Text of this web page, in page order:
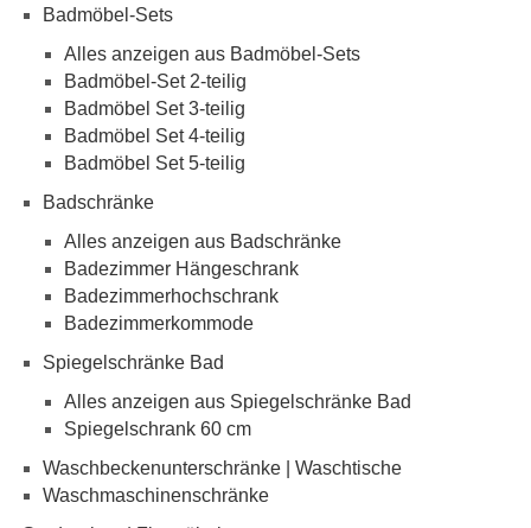
Badmöbel-Sets
Alles anzeigen aus Badmöbel-Sets
Badmöbel-Set 2-teilig
Badmöbel Set 3-teilig
Badmöbel Set 4-teilig
Badmöbel Set 5-teilig
Badschränke
Alles anzeigen aus Badschränke
Badezimmer Hängeschrank
Badezimmerhochschrank
Badezimmerkommode
Spiegelschränke Bad
Alles anzeigen aus Spiegelschränke Bad
Spiegelschrank 60 cm
Waschbeckenunterschränke | Waschtische
Waschmaschinenschränke